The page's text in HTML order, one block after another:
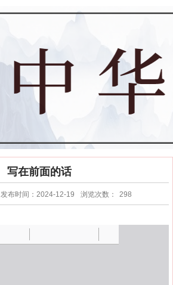
写在前面的话
发布时间：2024-12-19 浏览次数： 298